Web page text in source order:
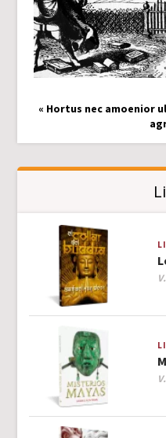
« Hortus nec amoenior